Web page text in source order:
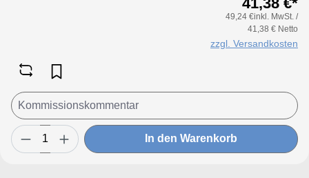
in folgenden Grenzen:Maße Breite: 170
bis 950 mmMaße Höhe: 170 bis 650
mmTaschenanzahl Breite: bis 170 mm 2
Taschenbis 250 mm 3 Taschenbis 300 mm
700 mm 9 Taschenbis 800 mm 10
Taschenbis 950 mm 12 Taschen
49,24 €inkl. MwSt. /
41,38 € Netto
zzgl. Versandkosten
In den Warenkorb